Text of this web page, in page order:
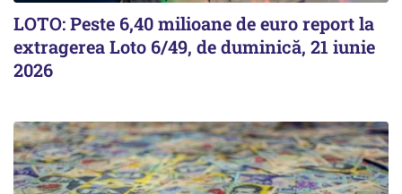
LOTO: Peste 6,40 milioane de euro report la
extragerea Loto 6/49, de duminică, 21 iunie
2026